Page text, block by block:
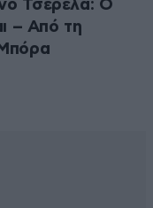
Τσερέλα: Ο
– Από τη